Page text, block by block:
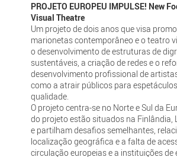
PROJETO EUROPEU IMPULSE! New
Visual Theatre
Um projeto de dois anos que visa
marionetas contemporâneo e o teatro
o desenvolvimento de estruturas de
sustentáveis, a criação de redes e o
desenvolvimento profissional de
como a atrair públicos para
qualidade.
O projeto centra-se no Norte e Sul da
do projeto estão situados na Finlândia,
e partilham desafios semelhantes,
localização geográfica e a falta de
circulação europeias e a instituições de